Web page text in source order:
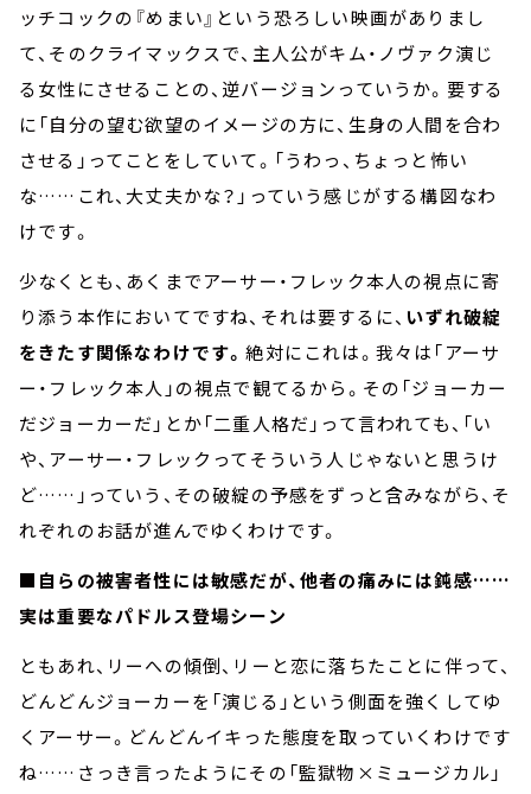
ッチコックの『めまい』という恐ろしい映画がありまし
て、そのクライマックスで、主人公がキム・ノヴァク演じ
る女性にさせることの、逆バージョンっていうか。要する
に「自分の望む欲望のイメージの方に、生身の人間を合わ
させる」ってことをしていて。「うわっ、ちょっと怖い
な……これ、大丈夫かな？」っていう感じがする構図なわ
けです。
少なくとも、あくまでアーサー・フレック本人の視点に寄
り添う本作においてですね、それは要するに、 いずれ破綻
をきたす関係なわけです。絶対にこれは。我々は「アーサ
ー・フレック本人」の視点で観てるから。その「ジョーカー
だジョーカーだ」とか「二重人格だ」って言われても、「い
や、アーサー・フレックってそういう人じゃないと思うけ
ど……」っていう、その破綻の予感をずっと含みながら、そ
れぞれのお話が進んでゆくわけです。
■自らの被害者性には敏感だが、他者の痛みには鈍感……
実は重要なパドルス登場シーン
ともあれ、リーへの傾倒、リーと恋に落ちたことに伴って、
どんどんジョーカーを「演じる」という側面を強くしてゆ
くアーサー。どんどんイキった態度を取っていくわけです
ね……さっき言ったようにその「監獄物×ミュージカル」